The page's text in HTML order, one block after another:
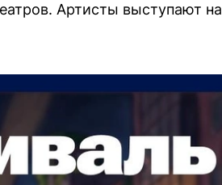
Артисты выступают на